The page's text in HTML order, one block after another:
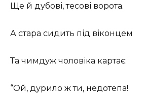
Ще й дубові, тесові ворота.
А стара сидить під віконцем
Та чимдуж чоловіка картає:
“Ой, дурило ж ти, недотепа!